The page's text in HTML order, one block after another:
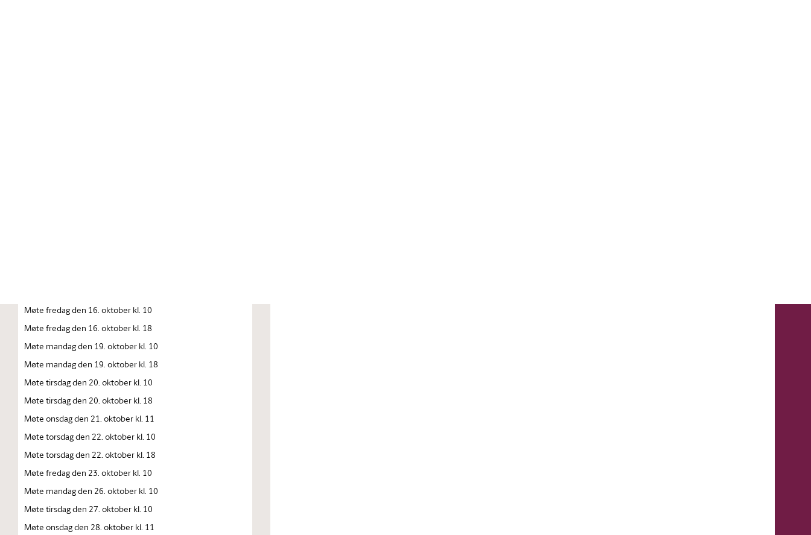
Møte fredag den 16. oktober kl. 10
Møte fredag den 16. oktober kl. 18
Møte mandag den 19. oktober kl. 10
Møte mandag den 19. oktober kl. 18
Møte tirsdag den 20. oktober kl. 10
Møte tirsdag den 20. oktober kl. 18
Møte onsdag den 21. oktober kl. 11
Møte torsdag den 22. oktober kl. 10
Møte torsdag den 22. oktober kl. 18
Møte fredag den 23. oktober kl. 10
Møte mandag den 26. oktober kl. 10
Møte tirsdag den 27. oktober kl. 10
Møte onsdag den 28. oktober kl. 11